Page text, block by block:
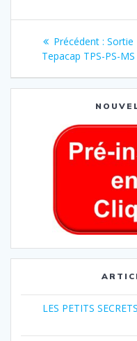
Précédent : Sortie
Tepacap TPS-PS-MS
LES PETITS